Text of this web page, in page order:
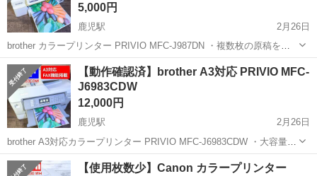
5,000円
鹿児駅
2月26日
brother カラープリンター PRIVIO MFC-J987DN ・複数枚の原稿をス
ピーディーに読み取るADF（自動原稿送り装置） 原稿を最大20枚まで
連続読み取り可能 ・スマートフォン・タブレットや各種クラウドに
対...
高知 南国市 鹿児駅 プリンター brother
【動作確認済】brother A3対応 PRIVIO MFC-
J6983CDW
12,000円
鹿児駅
2月26日
brother A3対応カラープリンター PRIVIO MFC-J6983CDW ・大容量2
段トレイ・多目的トレイを搭載したA3フル対応のハイスペック複合
機。インクジェットで約15万ページの高耐久を実現し、大量印刷ニー
高知 南国市 鹿児駅 プリンター
【使用枚数少】Canon カラープリンター